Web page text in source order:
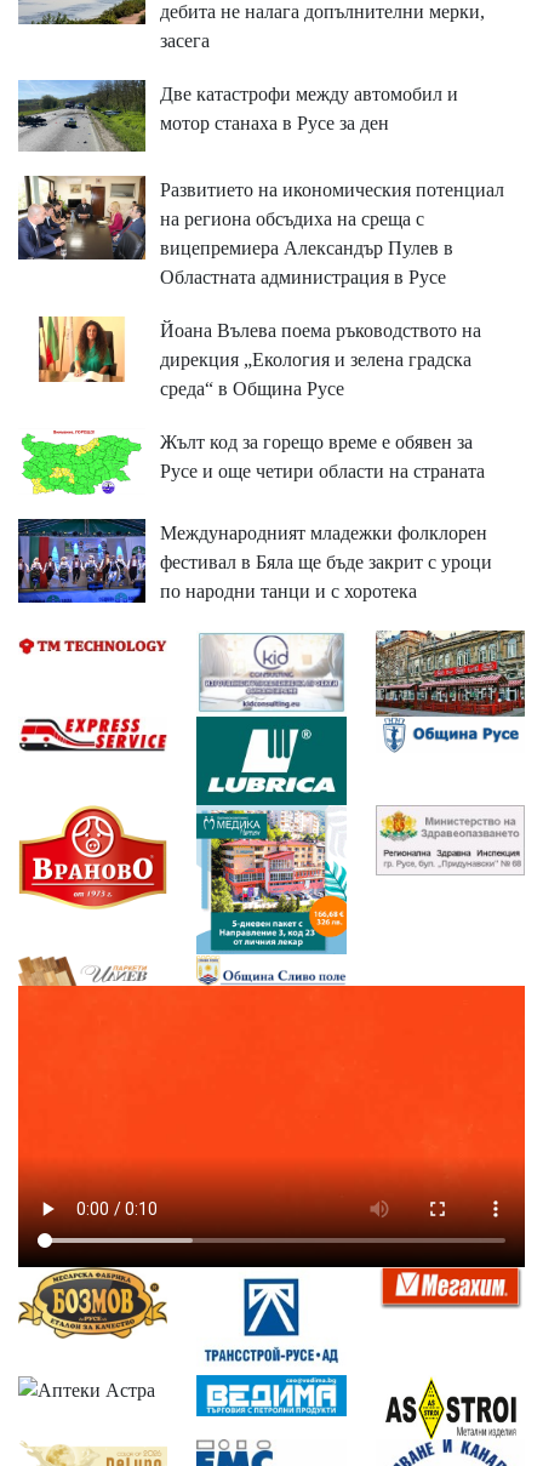
дебита не налага допълнителни мерки,
засега
Две катастрофи между автомобил и
мотор станаха в Русе за ден
Развитието на икономическия потенциал
на региона обсъдиха на среща с
вицепремиера Александър Пулев в
Областната администрация в Русе
Йоана Вълева поема ръководството на
дирекция „Екология и зелена градска
среда“ в Община Русе
Жълт код за горещо време е обявен за
Русе и още четири области на страната
Международният младежки фолклорен
фестивал в Бяла ще бъде закрит с уроци
по народни танци и с хоротека